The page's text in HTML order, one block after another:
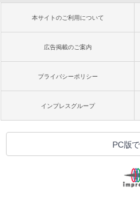
本サイトのご利用について
広告掲載のご案内
プライバシーポリシー
インプレスグループ
PC版